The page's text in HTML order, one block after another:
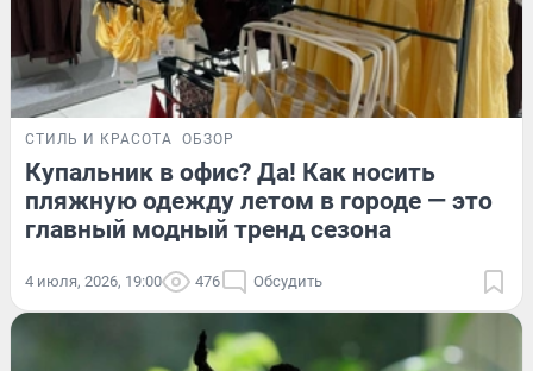
СТИЛЬ И КРАСОТА ОБЗОР
Купальник в офис? Да! Как носить
пляжную одежду летом в городе — это
главный модный тренд сезона
4 июля, 2026, 19:00 476 Обсудить